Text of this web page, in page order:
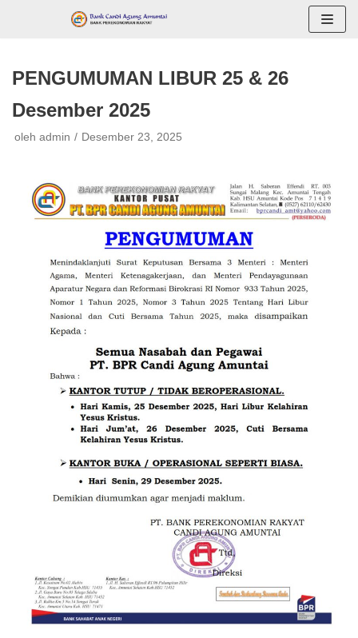
PENGUMUMAN LIBUR 25 & 26
Desember 2025
oleh admin Desember 23, 2025